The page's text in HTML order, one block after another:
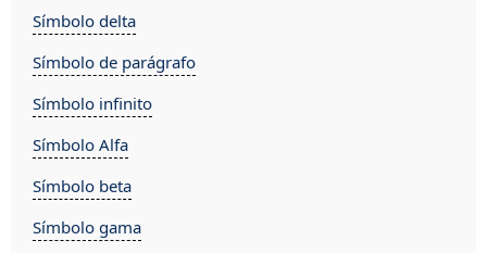
Símbolo delta
Símbolo de parágrafo
Símbolo infinito
Símbolo Alfa
Símbolo beta
Símbolo gama